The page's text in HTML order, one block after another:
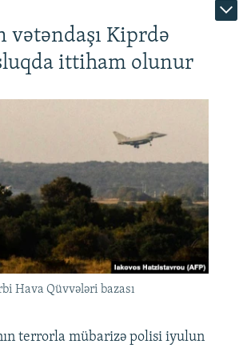
vətəndaşı Kiprdə
ittiham olunur
Hava Qüvvələri bazası
terrorla mübarizə polisi iyulun